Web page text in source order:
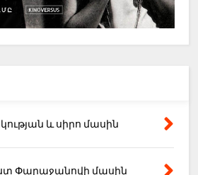
և սիրո մասին
Փարաջանովի մասին